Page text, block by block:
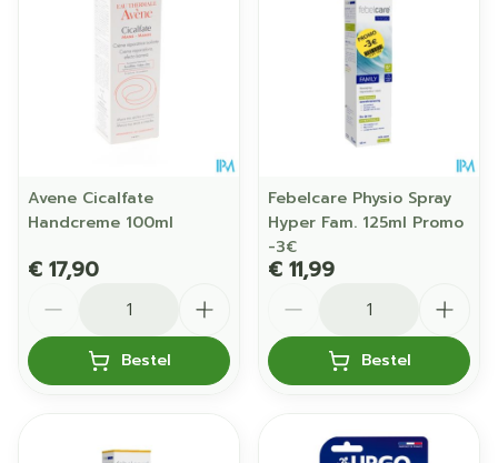
Avene Cicalfate
Handcreme 100ml
€ 17,90
Bestel
Febelcare Physio Spray
Hyper Fam. 125ml Promo
-3€
€ 11,99
Bestel